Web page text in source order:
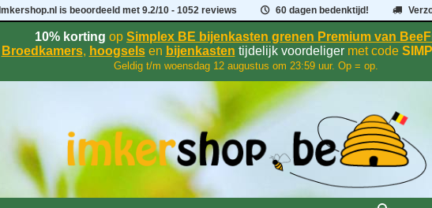
Imkershop.nl is beoordeeld met 9.2/10 - 1052 reviews 60 dagen bedenktijd!
10% korting op Simplex BE bijenkasten grenen Premium van
Broedkamers, hoogselsen bijenkasten tijdelijk voordeligermet code
Geldig t/m woensdag 12 augustus om 23:59 uur. Op = op.